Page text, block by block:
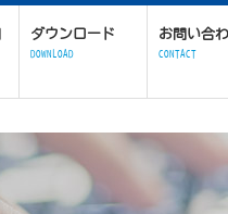
ダウンロード
DOWNLOAD
お問い合
CONTACT